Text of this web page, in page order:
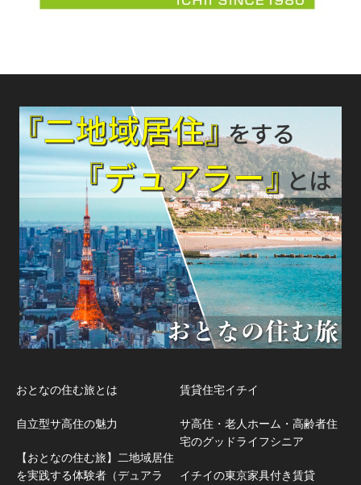
おとなの住む旅とは
自立型サ高住の魅力
【おとなの住む旅】二地域居住
を実践する体験者（デュアラ
賃貸住宅イチイ
サ高住・老人ホーム・高齢者住
宅のグッドライフシニア
イチイの東京家具付き賃貸